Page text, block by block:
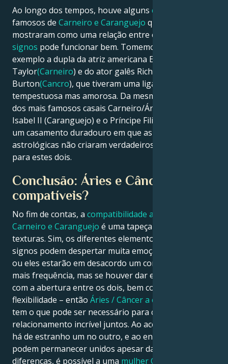
Ao longo dos tempos, houve alguns casais
famosos de Carneiro e Caranguejo que nos
mostraram como uma relação entre estes dois
signos pode funcionar bem. Tomemos como
exemplo a dupla da atriz americana Elizabeth
Taylor(Carneiro) e do ator galês Richard
Burton(Cancro), que tiveram uma ligação famosa,
tempestuosa mas amorosa. Da mesma forma, um
dos mais famosos casais Carneiro/Áries foi a Rainha
Isabel II (Caranguejo) e o Príncipe Filipe (Carneiro):
um casamento duradouro em que as diferenças
astrológicas não criaram verdadeiros obstáculos
para estes dois.
Conclusão: Áries e Câncer são
compatíveis?
No fim de contas, a compatibilidade amorosa entre
Carneiro e Caranguejo é uma tapeçaria rica em
texturas. Sim, os diferentes elementos desses dois
signos podem despertar muita emoção e interesse
ou eles estarão em desacordo um com o outro com
mais frequência, mas se houver dar e receber junto
com a abertura entre os dois, bem como mostrar
flexibilidade – então Áries / Câncer a compatibilidade
tem o que pode ser necessário para criar um
relacionamento incrível juntos. Ao aceitarem o que
há de estranho um no outro, e ao enfatizarem como
podem permanecer unidos apesar das suas
diferenças, é possível a uma mulher Carneiro e a um